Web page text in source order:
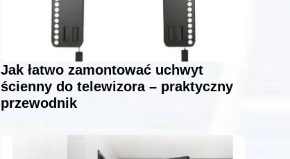
Jak łatwo zamontować uchwyt
ścienny do telewizora – praktyczny
przewodnik